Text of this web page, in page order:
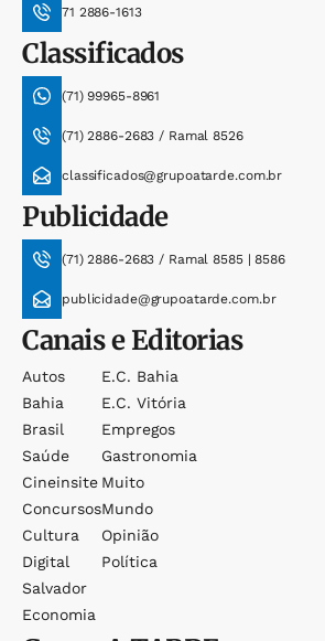
71 2886-1613
Classificados
(71) 99965-8961
(71) 2886-2683 / Ramal 8526
classificados@grupoatarde.com.br
Publicidade
(71) 2886-2683 / Ramal 8585 | 8586
publicidade@grupoatarde.com.br
Canais e Editorias
Autos
Bahia
Brasil
Saúde
Cineinsite
Concursos
Cultura
Digital
Salvador
Economia
E.c. Bahia
E.c. Vitória
Empregos
Gastronomia
Muito
Mundo
Opinião
Política